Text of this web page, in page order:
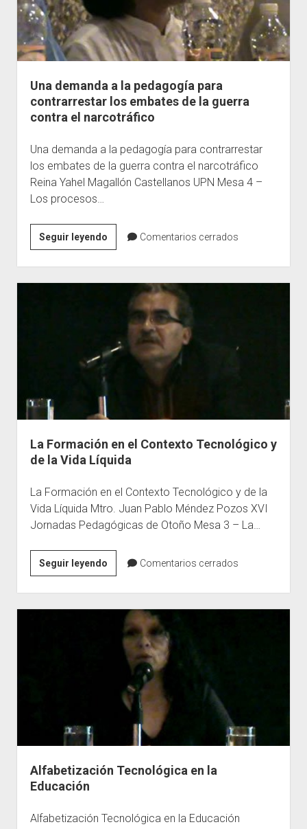
Una demanda a la pedagogía para
contrarrestar los embates de la guerra
contra el narcotráfico
Una demanda a la pedagogía para contrarrestar
los embates de la guerra contra el narcotráfico
Reina Yahel Magallón Castellanos UPN Mesa 4 –
Los procesos…
Seguir leyendoUna
demanda
a
la
pedagogía
contrarrestar
los
de
guerra
el
narcotráfico
Comentarios cerrados
La Formación en el Contexto Tecnológico y
de la Vida Líquida
La Formación en el Contexto Tecnológico y de la
Vida Líquida Mtro. Juan Pablo Méndez Pozos XVI
Jornadas Pedagógicas de Otoño Mesa 3 – La…
Seguir leyendoLa
Formación
en
el
Contexto
Tecnológico
Vida
Líquida
Comentarios cerrados
Alfabetización Tecnológica en la
Educación
Alfabetización Tecnológica en la Educación